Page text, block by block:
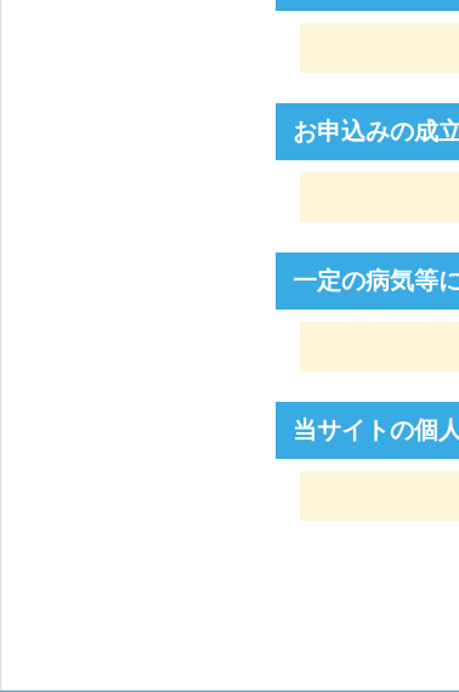
お申込みの成
一定の病気等
当サイトの個